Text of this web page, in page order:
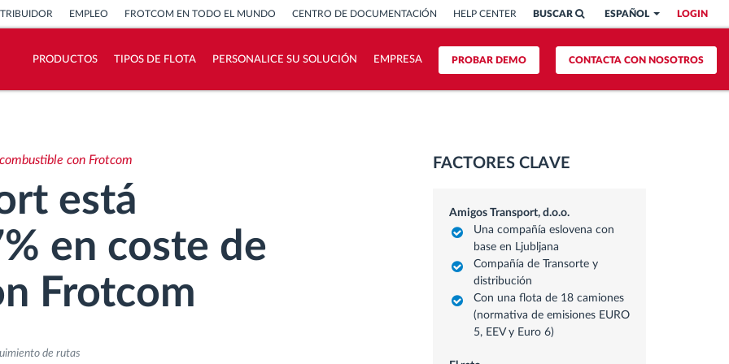
LOGIN
ESPAÑOL
BUSCAR
EMPLEO FROTCOM EN TODO EL MUNDO CENTRO DE DOCUMENTACIÓN HELP CENTER
CONTACTA CON NOSOTROS
PROBAR DEMO
PRODUCTOS TIPOS DE FLOTA PERSONALICE SU SOLUCIÓN EMPRESA
con Frotcom
está
en coste de
Frotcom
de rutas
FACTORES CLAVE
Amigos Transport, d.o.o.
Una compañía eslovena con
base en Ljubljana
Compañía de Transorte y
distribución
Con una flota de 18 camiones
(normativa de emisiones EURO
5, EEV y Euro 6)